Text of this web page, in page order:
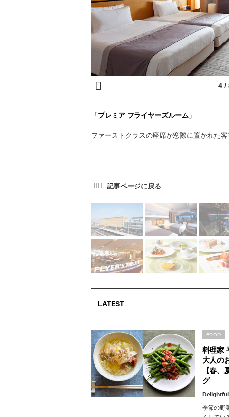
「プレミア フライヤーズルーム」
ファーストクラスの座席が窓際に置かれた客
LATEST
料理家
大人の
【春
グ
季節の野
FOOD